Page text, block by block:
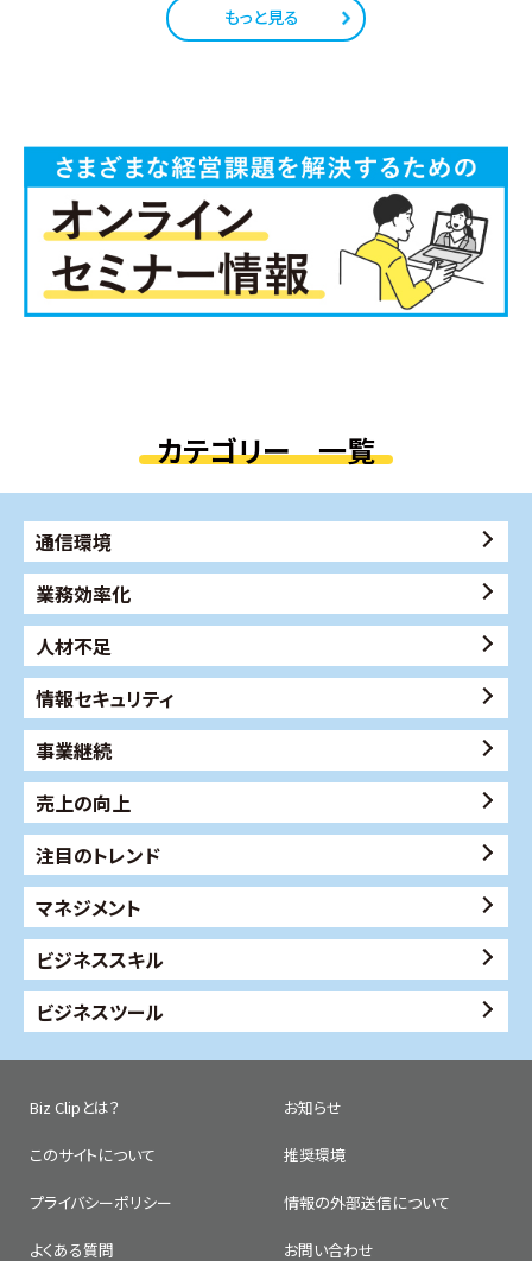
もっと見る
カテゴリー 一覧
通信環境
業務効率化
人材不足
情報セキュリティ
事業継続
売上の向上
注目のトレンド
マネジメント
ビジネススキル
ビジネスツール
Biz Clipとは？ お知らせ
このサイトについて 推奨環境
プライバシーポリシー 情報の外部送信について
よくある質問 お問い合わせ